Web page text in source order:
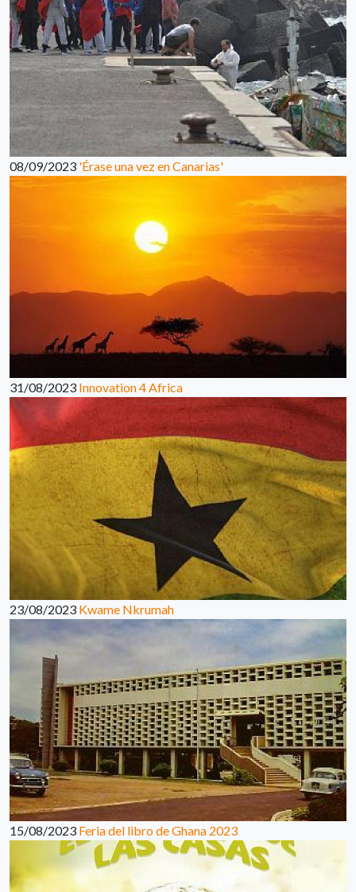
08/09/2023 'Érase una vez en Canarias'
31/08/2023 Innovation 4 Africa
23/08/2023 Kwame Nkrumah
15/08/2023 Feria del libro de Ghana 2023